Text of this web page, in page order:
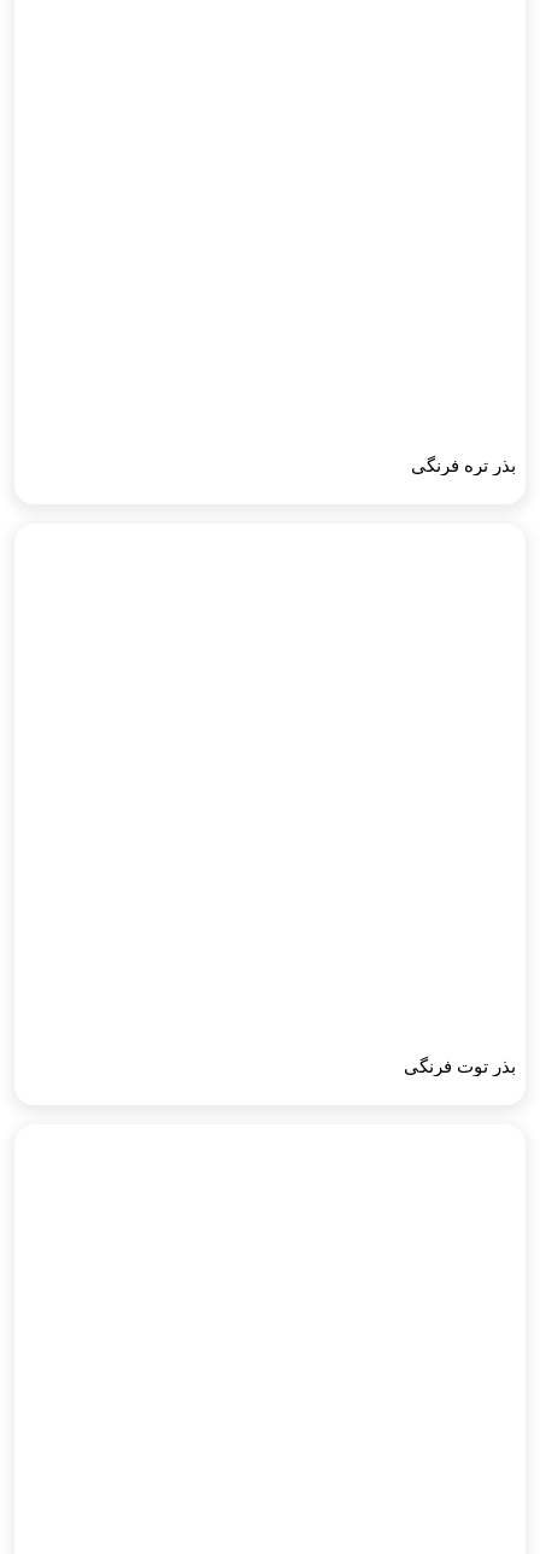
بذر تره فرنگی
بذر توت فرنگی